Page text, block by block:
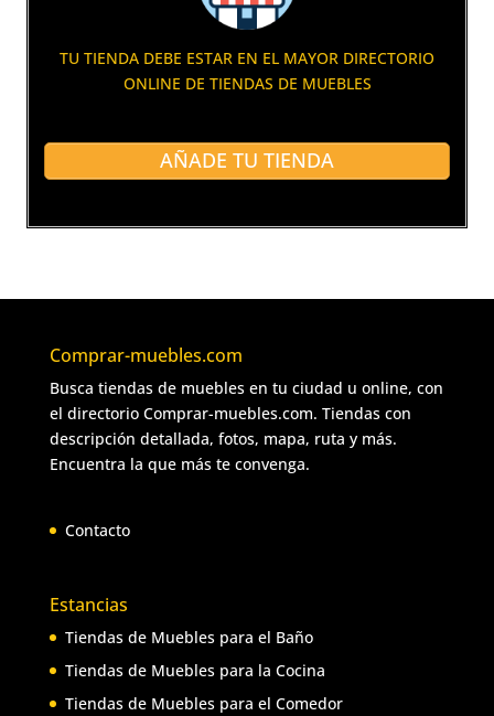
TU TIENDA DEBE ESTAR EN EL MAYOR DIRECTORIO
ONLINE DE TIENDAS DE MUEBLES
AÑADE TU TIENDA
Comprar-muebles.com
Busca tiendas de muebles en tu ciudad u online, con
el directorio Comprar-muebles.com. Tiendas con
descripción detallada, fotos, mapa, ruta y más.
Encuentra la que más te convenga.
Contacto
Estancias
Tiendas de Muebles para el Baño
Tiendas de Muebles para la Cocina
Tiendas de Muebles para el Comedor